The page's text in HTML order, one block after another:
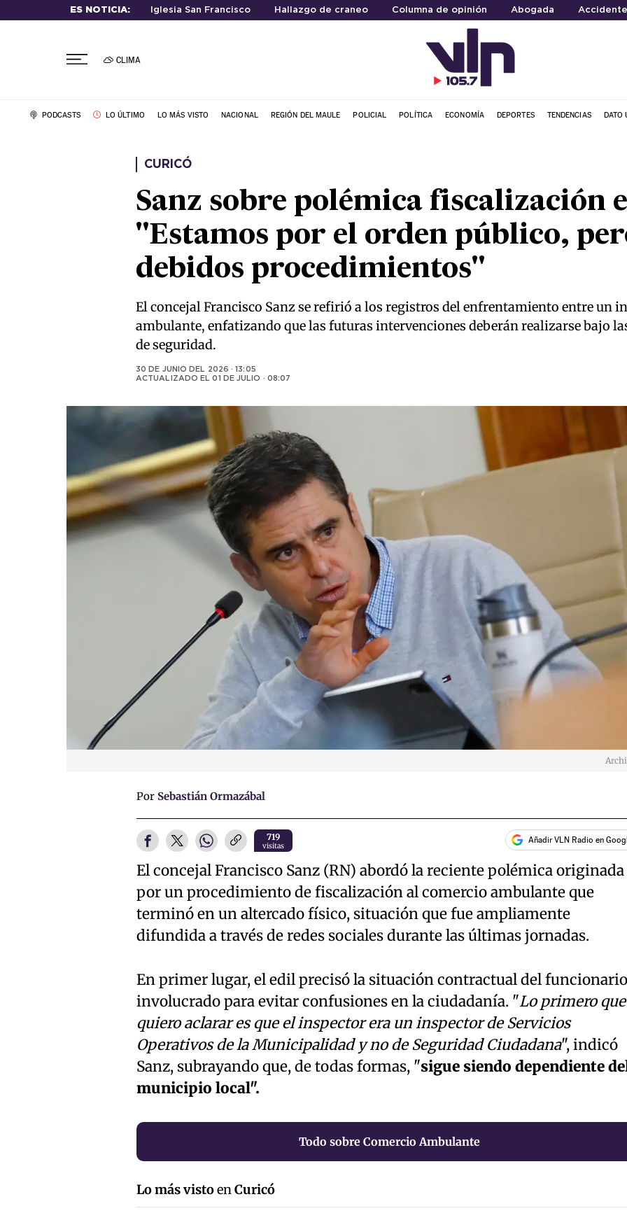
ES NOTICIA: Iglesia San Francisco Hallazgo de craneo Columna de opinión Abogada
CLIMA
PODCASTS LO ÚLTIMO LO MÁS VISTO NACIONAL REGIÓN DEL MAULE POLICIAL POLÍTICA ECONOMÍA DEPORTES TENDENCIAS DATO
CURICÓ
Sanz sobre polémica fiscalización
"Estamos por el orden público,
debidos procedimientos"
El concejal Francisco Sanz se refirió a los registros del enfrentamiento entre un
ambulante, enfatizando que las futuras intervenciones deberán realizarse bajo
de seguridad.
30 DE JUNIO DEL 2026 · 13:05
ACTUALIZADO EL01 DE JULIO · 08:07
Por Sebastián Ormazábal
719
visitas
Añadir VLN Radio en
El concejal Francisco Sanz (RN) abordó la reciente polémica originada
por un procedimiento de fiscalización al comercio ambulante que
terminó en un altercado físico, situación que fue ampliamente
difundida a través de redes sociales durante las últimas jornadas.
En primer lugar, el edil precisó la situación contractual del funcionario
involucrado para evitar confusiones en la ciudadanía. "Lo primero que
quiero aclarar es que el inspector era un inspector de Servicios
Operativos de la Municipalidad y no de Seguridad Ciudadana", indicó
Sanz, subrayando que, de todas formas, "sigue siendo dependiente
municipio local".
Todo sobre Comercio Ambulante
Lo más vistoenCuricó